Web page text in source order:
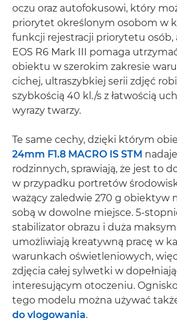
oczu oraz autofokusowi, który
priorytet określonym osobom w
funkcji rejestracji priorytetu osób,
EOS R6 Mark III pomaga
obiektu w szerokim zakresie
cichej, ultraszybkiej serii zdjęć
szybkością 40 kl./s z łatwością
wyrazy twarzy.
Te same cechy, dzięki którym
24mm F1.8 MACRO IS STM
rodzinnych, sprawiają, że jest to
w przypadku portretów
ważący zaledwie 270 g obiektyw
sobą w dowolne miejsce. 5-
stabilizator obrazu i duża
umożliwiają kreatywną pracę w
warunkach oświetleniowych,
zdjęcia całej sylwetki w
interesującym otoczeniu.
tego modelu można używać
do vlogowania.